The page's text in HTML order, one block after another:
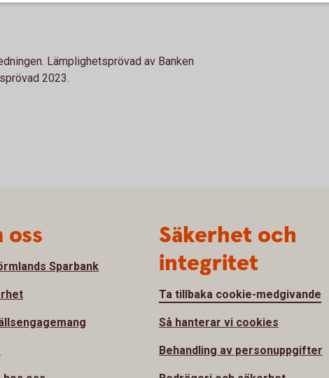
Lämplighetsprövad av Banken
2023.
oss
Sparbank
Säkerhet och
integritet
Ta tillbaka cookie-medgivande
Så hanterar vi cookies
Behandling av personuppgifter